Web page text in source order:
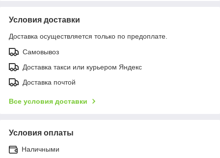
Условия доставки
Доставка осуществляется только по предоплате.
Самовывоз
Доставка такси или курьером Яндекс
Доставка почтой
Все условия доставки
Условия оплаты
Наличными